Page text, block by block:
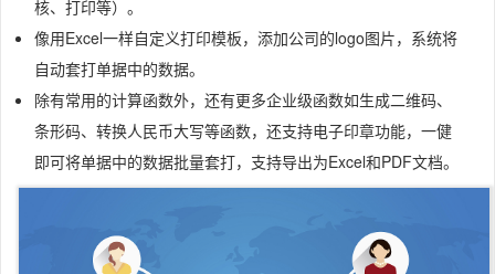
核、打印等）。
像用Excel一样自定义打印模板，添加公司的logo图片，系统将
自动套打单据中的数据。
除有常用的计算函数外，还有更多企业级函数如生成二维码、
条形码、转换人民币大写等函数，还支持电子印章功能，一健
即可将单据中的数据批量套打，支持导出为Excel和PDF文档。